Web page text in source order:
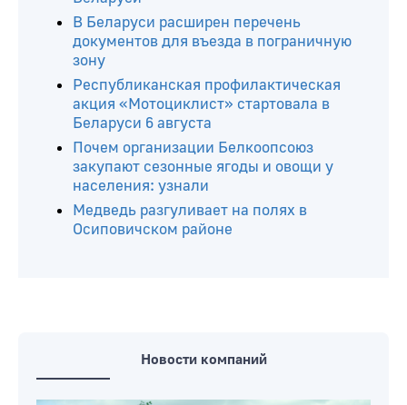
Читайте ещё
Летне-осенний сезон охоты на
пернатую дичь откроется 8 августа, в
Беларуси
В Беларуси расширен перечень
документов для въезда в пограничную
зону
Республиканская профилактическая
акция «Мотоциклист» стартовала в
Осиповичском районе